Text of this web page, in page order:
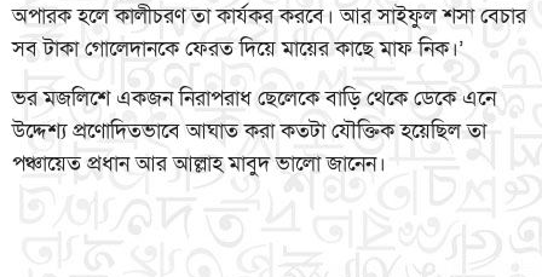
অপারক হলে কালীচরণ তা কার্যকর করবে। আর সাইফুল শসা বেচার
সব টাকা গোলেদানকে ফেরত দিয়ে মায়ের কাছে মাফ নিক।’
ভর মজলিশে একজন নিরাপরাধ ছেলেকে বাড়ি থেকে ডেকে এনে
উদ্দেশ্য প্রণোদিতভাবে আঘাত করা কতটা যৌক্তিক হয়েছিল তা
পঞ্চায়েত প্রধান আর আল্লাহ মাবুদ ভালো জানেন।